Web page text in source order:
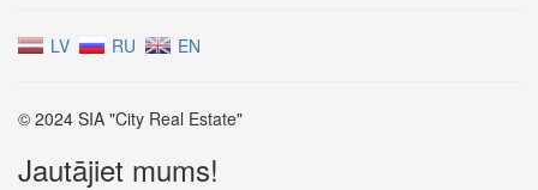
LV RU EN
© 2024 SIA "City Real Estate"
Jautājiet mums!